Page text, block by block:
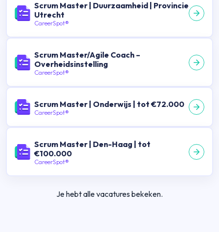
Scrum Master | Duurzaamheid | Provincie
Utrecht
CareerSpot®
Scrum Master/Agile Coach –
Overheidsinstelling
CareerSpot®
Scrum Master | Onderwijs | tot €72.000
CareerSpot®
Scrum Master | Den-Haag | tot
€100.000
CareerSpot®
Je hebt alle vacatures bekeken.